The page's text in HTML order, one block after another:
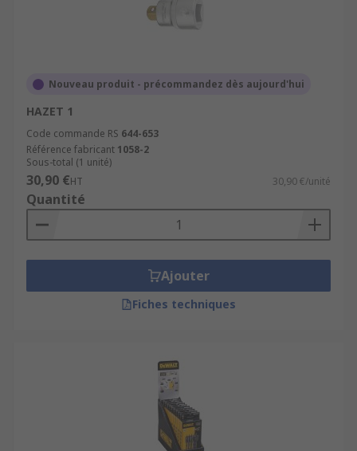
Nouveau produit - précommandez dès aujourd'hui
HAZET 1
Code commande RS 644-653
Référence fabricant 1058-2
Sous-total (1 unité)
30,90 €HT 30,90 €/unité
Quantité
Ajouter
Fiches techniques